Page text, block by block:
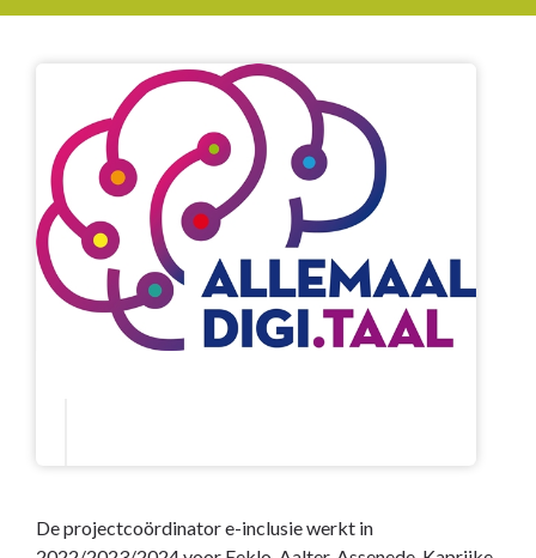
De projectcoördinator e-inclusie werkt in